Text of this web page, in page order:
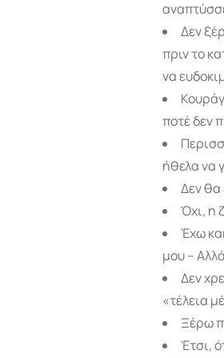
Δεν
πριν το
να
ποτέ δεν
ήθελα να
Δεν θα
Όχι, η
Έχω
μου –
Δεν
«τέλεια
Ξέρω
Έτσι,